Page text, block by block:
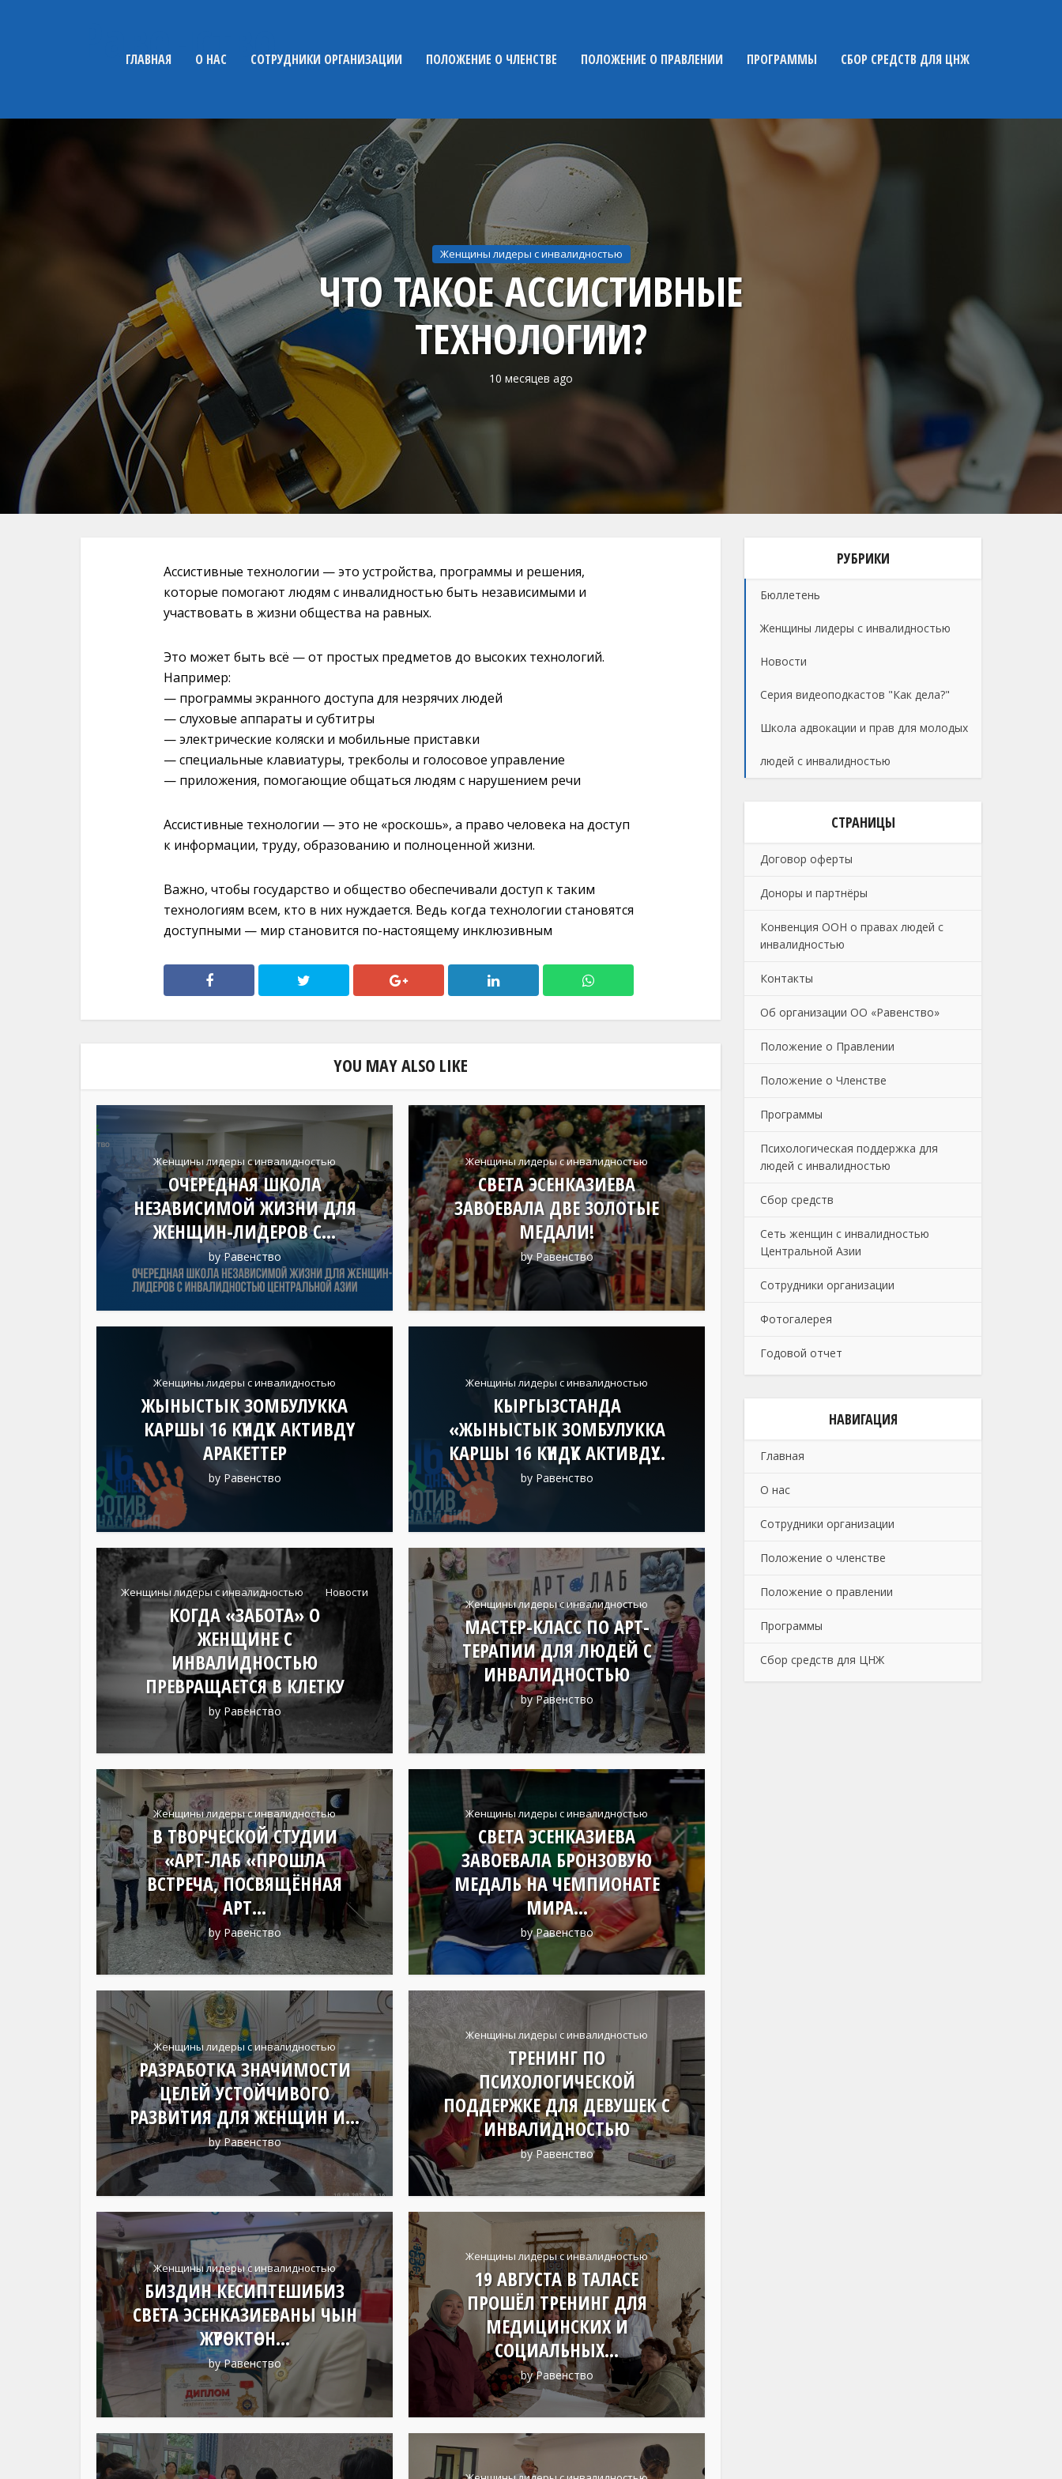
Равенство
ГЛАВНАЯ О НАС СОТРУДНИКИ ОРГАНИЗАЦИИ ПОЛОЖЕНИЕ О ЧЛЕНСТВЕ ПОЛОЖЕНИЕ О ПРАВЛЕНИИ ПРОГРАММЫ СБОР СРЕДСТВ ДЛЯ ЦНЖ
Женщины лидеры с инвалидностью
ЧТО ТАКОЕ АССИСТИВНЫЕ
ТЕХНОЛОГИИ?
10 месяцев ago
Ассистивные технологии — это устройства, программы и решения,
которые помогают людям с инвалидностью быть независимыми и
участвовать в жизни общества на равных.
Это может быть всё — от простых предметов до высоких технологий.
Например:
— программы экранного доступа для незрячих людей
— слуховые аппараты и субтитры
— электрические коляски и мобильные приставки
— специальные клавиатуры, трекболы и голосовое управление
— приложения, помогающие общаться людям с нарушением речи
Ассистивные технологии — это не «роскошь», а право человека на доступ
к информации, труду, образованию и полноценной жизни.
Важно, чтобы государство и общество обеспечивали доступ к таким
технологиям всем, кто в них нуждается. Ведь когда технологии становятся
доступными — мир становится по-настоящему инклюзивным
YOU MAY ALSO LIKE
Женщины лидеры с инвалидностью
ОЧЕРЕДНАЯ ШКОЛА
НЕЗАВИСИМОЙ ЖИЗНИ ДЛЯ
ЖЕНЩИН-ЛИДЕРОВ С...
byРавенство
Женщины лидеры с инвалидностью
СВЕТА ЭСЕНКАЗИЕВА
ЗАВОЕВАЛА ДВЕ ЗОЛОТЫЕ
МЕДАЛИ!
by Равенство
Женщины лидеры с инвалидностью
ЖЫНЫСТЫК ЗОМБУЛУККА
КАРШЫ 16 КҮНДҮК АКТИВДҮҮ
АРАКЕТТЕР
by Равенство
Женщины лидеры с инвалидностью
КЫРГЫЗСТАНДА
«ЖЫНЫСТЫК ЗОМБУЛУККА
КАРШЫ 16 КҮНДҮК АКТИВДҮҮ...
by Равенство
Женщины лидеры с инвалидностью Новости
КОГДА «ЗАБОТА» О
ЖЕНЩИНЕ С
ИНВАЛИДНОСТЬЮ
ПРЕВРАЩАЕТСЯ В КЛЕТКУ
by Равенство
Женщины лидеры с инвалидностью
МАСТЕР-КЛАСС ПО АРТ-
ТЕРАПИИ ДЛЯ ЛЮДЕЙ С
ИНВАЛИДНОСТЬЮ
byРавенство
Женщины лидеры с инвалидностью
В ТВОРЧЕСКОЙ СТУДИИ
«АРТ-ЛАБ «ПРОШЛА
ВСТРЕЧА, ПОСВЯЩЁННАЯ
АРТ...
byРавенство
Женщины лидеры с инвалидностью
СВЕТА ЭСЕНКАЗИЕВА
ЗАВОЕВАЛА БРОНЗОВУЮ
МЕДАЛЬ НА ЧЕМПИОНАТЕ
МИРА...
byРавенство
Женщины лидеры с инвалидностью
РАЗРАБОТКА ЗНАЧИМОСТИ
ЦЕЛЕЙ УСТОЙЧИВОГО
РАЗВИТИЯ ДЛЯ ЖЕНЩИН И...
byРавенство
Женщины лидеры с инвалидностью
ТРЕНИНГ ПО
ПСИХОЛОГИЧЕСКОЙ
ПОДДЕРЖКЕ ДЛЯ ДЕВУШЕК С
ИНВАЛИДНОСТЬЮ
byРавенство
Женщины лидеры с инвалидностью
БИЗДИН КЕСИПТЕШИБИЗ
СВЕТА ЭСЕНКАЗИЕВАНЫ ЧЫН
ЖҮРӨКТӨН...
byРавенство
Женщины лидеры с инвалидностью
19 АВГУСТА В ТАЛАСЕ
ПРОШЁЛ ТРЕНИНГ ДЛЯ
МЕДИЦИНСКИХ И
СОЦИАЛЬНЫХ...
byРавенство
РУБРИКИ
Бюллетень
Женщины лидеры с инвалидностью
Новости
Серия видеоподкастов "Как дела?"
Школа адвокации и прав для молодых
людей с инвалидностью
СТРАНИЦЫ
Договор оферты
Доноры и партнёры
Конвенция ООН о правах людей с
инвалидностью
Контакты
Об организации ОО «Равенство»
Положение о Правлении
Положение о Членстве
Программы
Психологическая поддержка для
людей с инвалидностью
Сбор средств
Сеть женщин с инвалидностью
Центральной Азии
Сотрудники организации
Фотогалерея
Годовой отчет
НАВИГАЦИЯ
Главная
О нас
Сотрудники организации
Положение о членстве
Положение о правлении
Программы
Сбор средств для ЦНЖ